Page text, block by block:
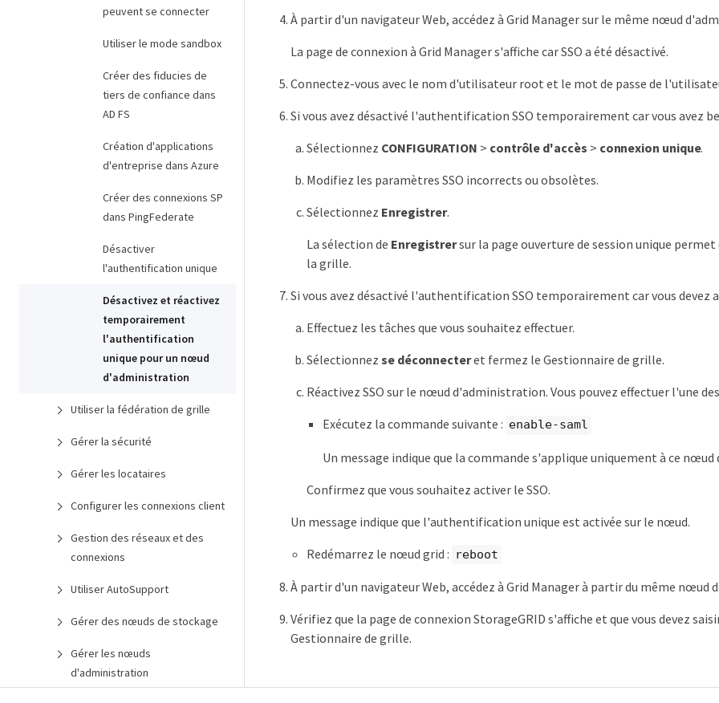
peuvent se connecter
Utiliser le mode sandbox
Créer des fiducies de
tiers de confiance dans
AD FS
Création d'applications
d'entreprise dans Azure
Créer des connexions SP
dans PingFederate
Désactiver
l'authentification unique
Désactivez et réactivez
temporairement
l'authentification
unique pour un nœud
d'administration
Utiliser la fédération de grille
Gérer la sécurité
Gérer les locataires
Configurer les connexions client
Gestion des réseaux et des
connexions
Utiliser AutoSupport
Gérer des nœuds de stockage
Gérer les nœuds
d'administration
À partir d'un navigateur Web, accédez à Grid Manager sur le même nœud
La page de connexion à Grid Manager s'affiche car SSO a été désactivé.
Connectez-vous avec le nom d'utilisateur root et le mot de passe de
Si vous avez désactivé l'authentification SSO temporairement car vous avez
Sélectionnez CONFIGURATION > contrôle d'accès > connexion unique.
Modifiez les paramètres SSO incorrects ou obsolètes.
Sélectionnez Enregistrer.
La sélection de Enregistrersur la page ouverture de session unique
la grille.
Si vous avez désactivé l'authentification SSO temporairement car vous devez
Effectuez les tâches que vous souhaitez effectuer.
Sélectionnez se déconnecteret fermez le Gestionnaire de grille.
Réactivez SSO sur le nœud d'administration. Vous pouvez effectuer l'une
Exécutez la commande suivante : enable-saml
Un message indique que la commande s'applique uniquement à ce
Confirmez que vous souhaitez activer le SSO.
Un message indique que l'authentification unique est activée sur le nœud.
Redémarrez le nœud grid : reboot
À partir d'un navigateur Web, accédez à Grid Manager à partir du même nœud
Vérifiez que la page de connexion StorageGRID s'affiche et que vous devez
Gestionnaire de grille.